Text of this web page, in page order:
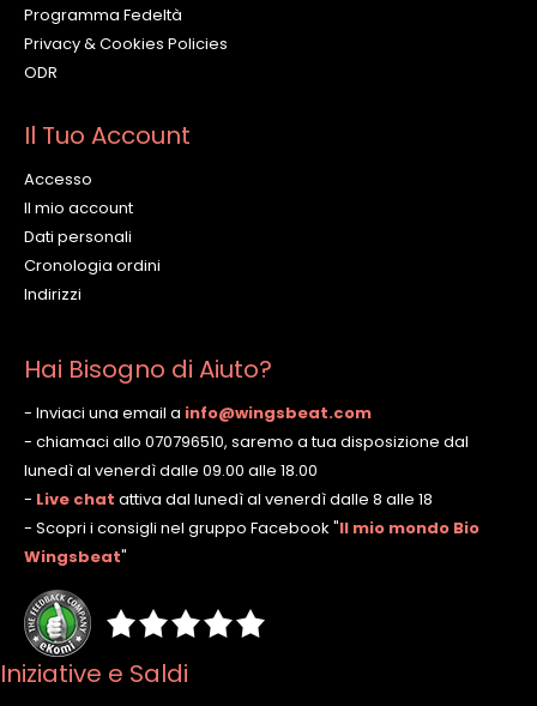
Programma Fedeltà
Privacy & Cookies Policies
ODR
Il Tuo Account
Accesso
Il mio account
Dati personali
Cronologia ordini
Indirizzi
Hai Bisogno di Aiuto?
- Inviaci una email a info@wingsbeat.com
- chiamaci allo 070796510, saremo a tua disposizione dal
lunedì al venerdì dalle 09.00 alle 18.00
- Live chat attiva dal lunedì al venerdì dalle 8 alle 18
- Scopri i consigli nel gruppo Facebook "Il mio mondo Bio
Wingsbeat"
Iniziative e Saldi